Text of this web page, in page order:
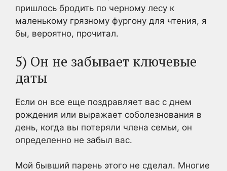
пришлось бродить по черному лесу к
маленькому грязному фургону для чтения, я
бы, вероятно, прочитал.
5) Он не забывает ключевые
даты
Если он все еще поздравляет вас с днем
рождения или выражает соболезнования в
день, когда вы потеряли члена семьи, он
определенно не забыл вас.
Мой бывший парень этого не сделал. Многие